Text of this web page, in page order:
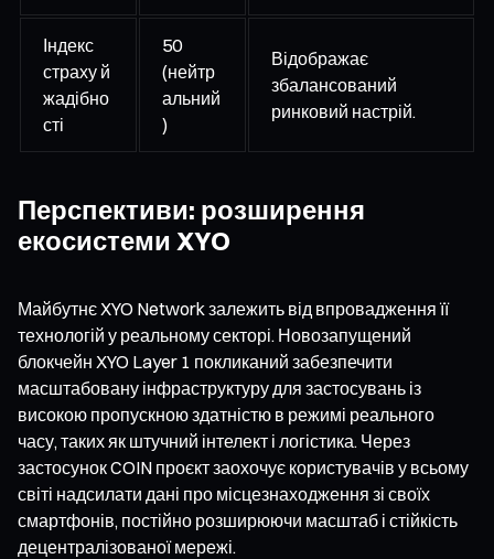
Індекс
страху й
жадібно
сті
50
(нейтр
альний
)
Відображає
збалансований
ринковий настрій.
Перспективи: розширення
екосистеми XYO
Майбутнє XYO Network залежить від впровадження її
технологій у реальному секторі. Новозапущений
блокчейн XYO Layer 1 покликаний забезпечити
масштабовану інфраструктуру для застосувань із
високою пропускною здатністю в режимі реального
часу, таких як штучний інтелект і логістика. Через
застосунок COIN проєкт заохочує користувачів у всьому
світі надсилати дані про місцезнаходження зі своїх
смартфонів, постійно розширюючи масштаб і стійкість
децентралізованої мережі.